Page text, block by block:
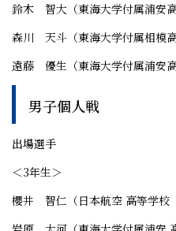
鈴木 智大（東海大学付属浦安
森川 天斗（東海大学付属相模
遠藤 優生（東海大学付属浦安
男子個人戦
出場選手
＜3年生＞
櫻井 智仁（日本航空 高等学